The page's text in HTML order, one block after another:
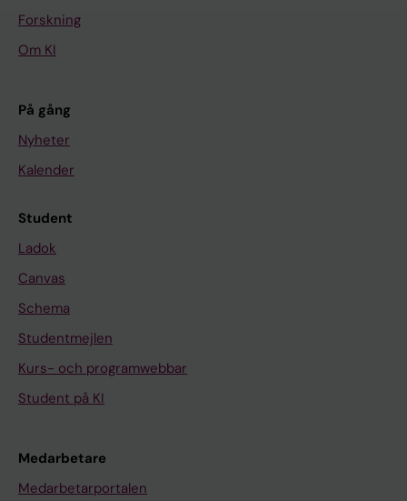
Forskning
Om KI
På gång
Nyheter
Kalender
Student
Ladok
Canvas
Schema
Studentmejlen
Kurs- och programwebbar
Student på KI
Medarbetare
Medarbetarportalen